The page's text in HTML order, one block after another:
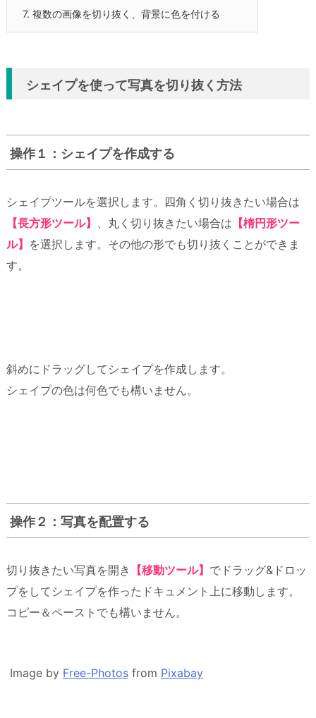
7. 複数の画像を切り抜く、背景に色を付ける
シェイプを使って写真を切り抜く方法
操作１：シェイプを作成する
シェイプツールを選択します。四角く切り抜きたい場合は
【長方形ツール】 、丸く切り抜きたい場合は 【楕円形ツー
ル】 を選択します。その他の形でも切り抜くことができま
す。
斜めにドラッグしてシェイプを作成します。
シェイプの色は何色でも構いません。
操作２：写真を配置する
切り抜きたい写真を開き 【移動ツール】 でドラッグ&ドロッ
プをしてシェイプを作ったドキュメント上に移動します。
コピー＆ペーストでも構いません。
Image by Free-Photos from Pixabay